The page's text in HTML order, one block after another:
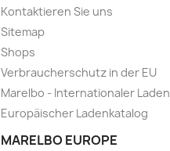
Kontaktieren Sie uns
Sitemap
Shops
Verbraucherschutz in der EU
Marelbo - Internationaler Laden
Europäischer Ladenkatalog
MARELBO EUROPE